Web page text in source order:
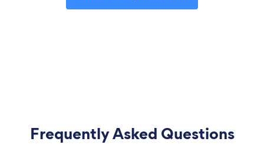
Frequently Asked Questions